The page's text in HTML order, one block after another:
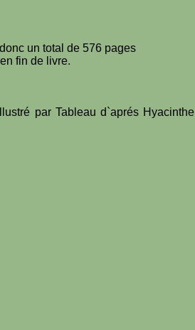
un total de 576 pages
fin de livre.
par Tableau d`aprés Hyacinthe